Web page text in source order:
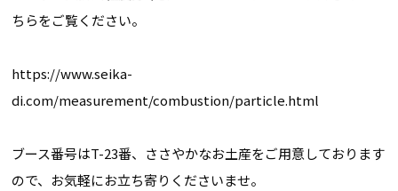
ちらをご覧ください。
https://www.seika-
di.com/measurement/combustion/particle.html
ブース番号はT-23番、ささやかなお土産をご用意しております
ので、お気軽にお立ち寄りくださいませ。